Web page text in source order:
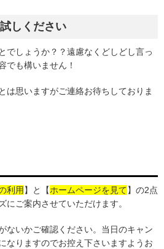
しください
でしょうか？？遠慮なくどしどし言っ
でも構いません！
は思いますがご連絡お待ちしておりま
利用 】 と【ホームページを見て】の2点
にご案内させていただけます。
ないかご確認ください。当日のキャン
なりますのでお控え下さいますようお